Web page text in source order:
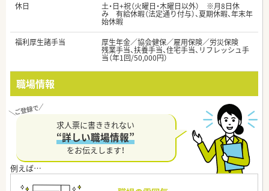
休日
土・日+祝（火曜日・木曜日以外） ※月8日休
み 有給休暇（法定通り付与）、夏期休暇、年末年
始休暇
福利厚生諸手当
厚生年金／協会健保／雇用保険／労災保険
残業手当、扶養手当、住宅手当、リフレッシュ手
当（年1回/50,000円）
職場情報
求人票に書ききれない
“詳しい職場情報”
をお伝えします！